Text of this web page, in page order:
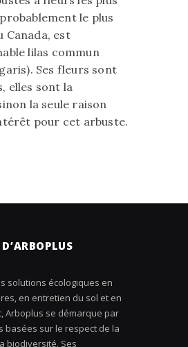
le plus
Canada, est
lilas commun
Ses fleurs sont
elles sont la
la seule raison
pour cet arbuste.
solutions écologiques en
en entretien du sol et en
Arboplus se démarque par
basées sur le respect de la
biodiversité. Ses